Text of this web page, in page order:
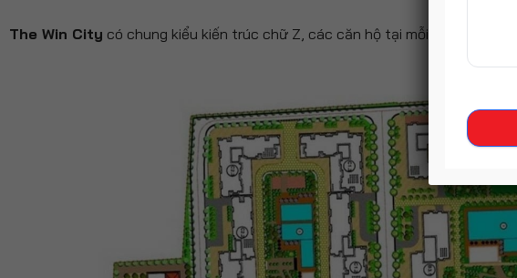
The Win City có chung kiểu kiến trúc chữ Z, các căn hộ tại mỗi tòa được bố